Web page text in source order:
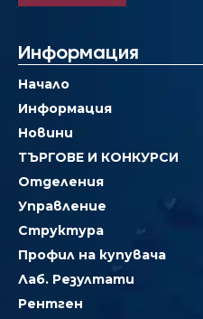
Информация
Начало
Информация
Новини
ТЪРГОВЕ И КОНКУРСИ
Отделения
Управление
Структура
Профил на купувача
Лаб. Резултати
Рентген